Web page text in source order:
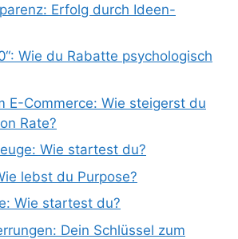
Erfolg durch Ideen-
Wie du Rabatte psychologisch
E-Commerce: Wie steigerst du
Rate?
Wie startest du?
lebst du Purpose?
Wie startest du?
Dein Schlüssel zum